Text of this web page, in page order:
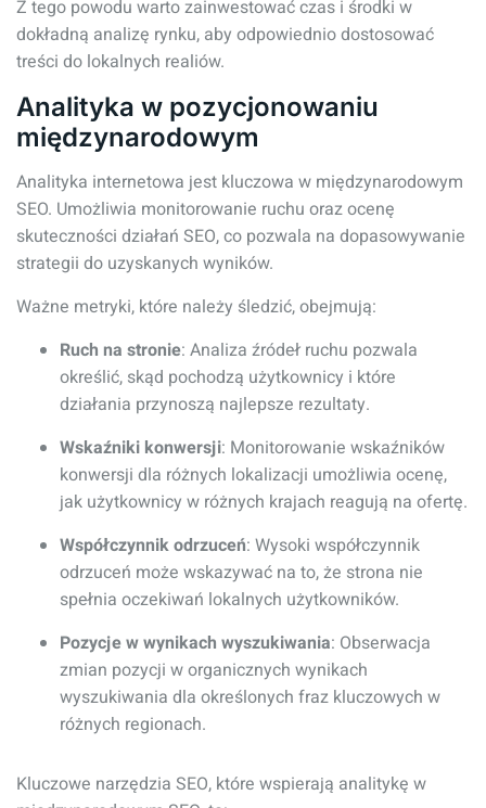
Z tego powodu warto zainwestować czas i środki w
dokładną analizę rynku, aby odpowiednio dostosować
treści do lokalnych realiów.
Analityka w pozycjonowaniu
międzynarodowym
Analityka internetowa jest kluczowa w międzynarodowym
SEO. Umożliwia monitorowanie ruchu oraz ocenę
skuteczności działań SEO, co pozwala na dopasowywanie
strategii do uzyskanych wyników.
Ważne metryki, które należy śledzić, obejmują:
Ruch na stronie: Analiza źródeł ruchu pozwala
określić, skąd pochodzą użytkownicy i które
działania przynoszą najlepsze rezultaty.
Wskaźniki konwersji: Monitorowanie wskaźników
konwersji dla różnych lokalizacji umożliwia ocenę,
jak użytkownicy w różnych krajach reagują na ofertę.
Współczynnik odrzuceń: Wysoki współczynnik
odrzuceń może wskazywać na to, że strona nie
spełnia oczekiwań lokalnych użytkowników.
Pozycje w wynikach wyszukiwania: Obserwacja
zmian pozycji w organicznych wynikach
wyszukiwania dla określonych fraz kluczowych w
różnych regionach.
Kluczowe narzędzia SEO, które wspierają analitykę w